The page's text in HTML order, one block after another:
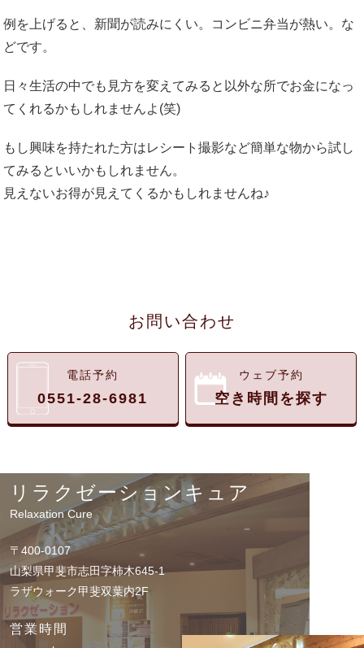
例を上げると、新聞が読みにくい。コンビニ弁当が熱い。な
どです。
日々生活の中でも見方を変えてみると以外な所でお金になっ
てくれるかもしれませんよ(笑)
もし興味を持たれた方はレシート撮影など簡単な物から試し
てみるといいかもしれません。
見えないお得が見えてくるかもしれませんね♪
お問い合わせ
電話予約
0551-28-6981
ウェブ予約
空き時間を探す
リラクゼーションキュア
Relaxation Cure
〒400-0107
山梨県甲斐市志田字柿木645-1
ラザウォーク甲斐双葉内2F
営業時間